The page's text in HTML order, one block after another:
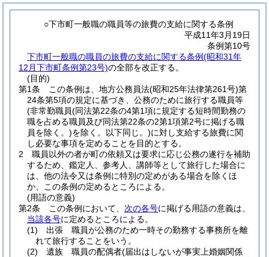
○下市町一般職の職員等の旅費の支給に関する条例
平成11年3月19日
条例第10号
下市町一般職の職員の旅費の支給に関する条例(昭和31年
12月下市町条例第23号)の全部を改正する。
(目的)
第1条
この条例は、地方公務員法(昭和25年法律第261号)第
24条第5項の規定に基づき、公務のために旅行する職員等
(非常勤職員(同法第22条の4第1項に規定する短時間勤務の
職を占める職員及び同法第22条の2第1項第2号に掲げる職
員を除く。)を除く。以下同じ。)に対し支給する旅費に関
し必要な事項を定めることを目的とする。
2
職員以外の者が町の依頼又は要求に応じ公務の遂行を補助
するため、鑑定人、参考人、講師等として旅行した場合に
は、他の法令又は条例に特別の定めがある場合を除くほ
か、この条例の定めるところによる。
(用語の意義)
第2条
この条例において、 次の各号に掲げる用語の意義は、
当該各号に定めるところによる。
(1)
出張 職員が公務のため一時その勤務する事務所を離
れて旅行することをいう。
(2)
遺族 職員の配偶者(届出はしないが事実上婚姻関係